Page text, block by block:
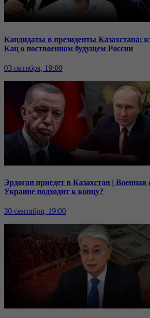
Кандидаты в президенты Казахстана:
Кац о поствоенном будущем России
03 октября, 19:00
Эрдоган приедет в Казахстан | Военная
Украине подходит к концу?
30 сентября, 19:00